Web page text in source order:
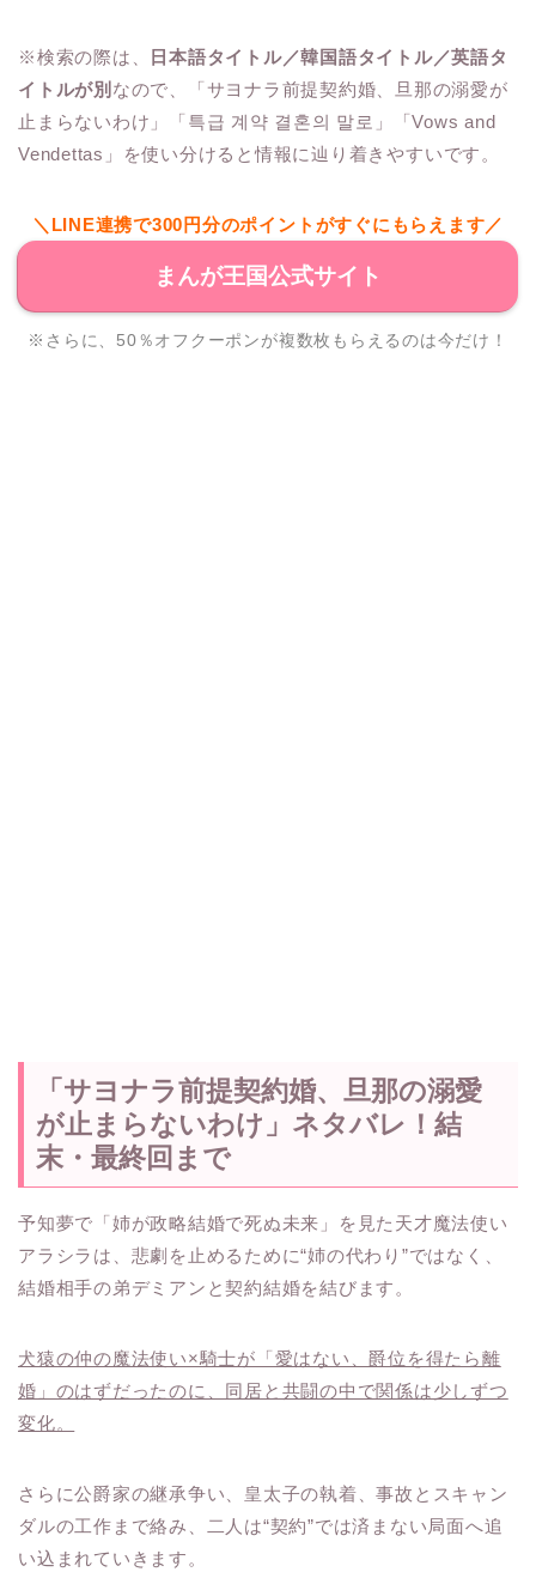
※検索の際は、
日本語タイトル／韓国語タイトル／英語タ
イトルが別 なので、「サヨナラ前提契約婚、旦那の溺愛が
止まらないわけ」「특급 계약 결혼의 말로」「Vows and
Vendettas」を使い分けると情報に辿り着きやすいです。
＼LINE連携で300円分のポイントがすぐにもらえます／
まんが王国公式サイト
※さらに、50％オフクーポンが複数枚もらえるのは今だけ！
「サヨナラ前提契約婚、旦那の溺愛
が止まらないわけ」ネタバレ！結
末・最終回まで
予知夢で「姉が政略結婚で死ぬ未来」を見た天才魔法使い
アラシラは、悲劇を止めるために“姉の代わり”ではなく、
結婚相手の弟デミアンと契約結婚を結びます。
犬猿の仲の魔法使い×騎士が「愛はない、爵位を得たら離
婚」のはずだったのに、同居と共闘の中で関係は少しずつ
変化。
さらに公爵家の継承争い、皇太子の執着、事故とスキャン
ダルの工作まで絡み、二人は“契約”では済まない局面へ追
い込まれていきます。